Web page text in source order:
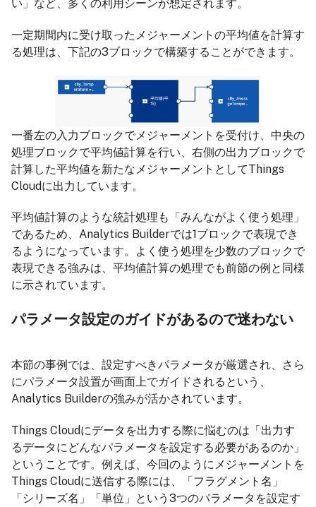
い」など、多くの利用シーンが想定されます。
一定期間内に受け取ったメジャーメントの平均値を計算す
る処理は、下記の3ブロックで構築することができます。
一番左の入力ブロックでメジャーメントを受付け、中央の
処理ブロックで平均値計算を行い、右側の出力ブロックで
計算した平均値を新たなメジャーメントとしてThings
Cloudに出力しています。
平均値計算のような統計処理も「みんながよく使う処理」
であるため、Analytics Builderでは1ブロックで表現でき
るようになっています。よく使う処理を少数のブロックで
表現できる強みは、平均値計算の処理でも前節の例と同様
に示されています。
パラメータ設定のガイドがあるので迷わない
本節の事例では、設定すべきパラメータが厳選され、さら
にパラメータ設置が画面上でガイドされるという、
Analytics Builderの強みが活かされています。
Things Cloudにデータを出力する際に悩むのは「出力す
るデータにどんなパラメータを設定する必要があるのか」
ということです。例えば、今回のようにメジャーメントを
Things Cloudに送信する際には、「フラグメント名」
「シリーズ名」「単位」という3つのパラメータを設定す